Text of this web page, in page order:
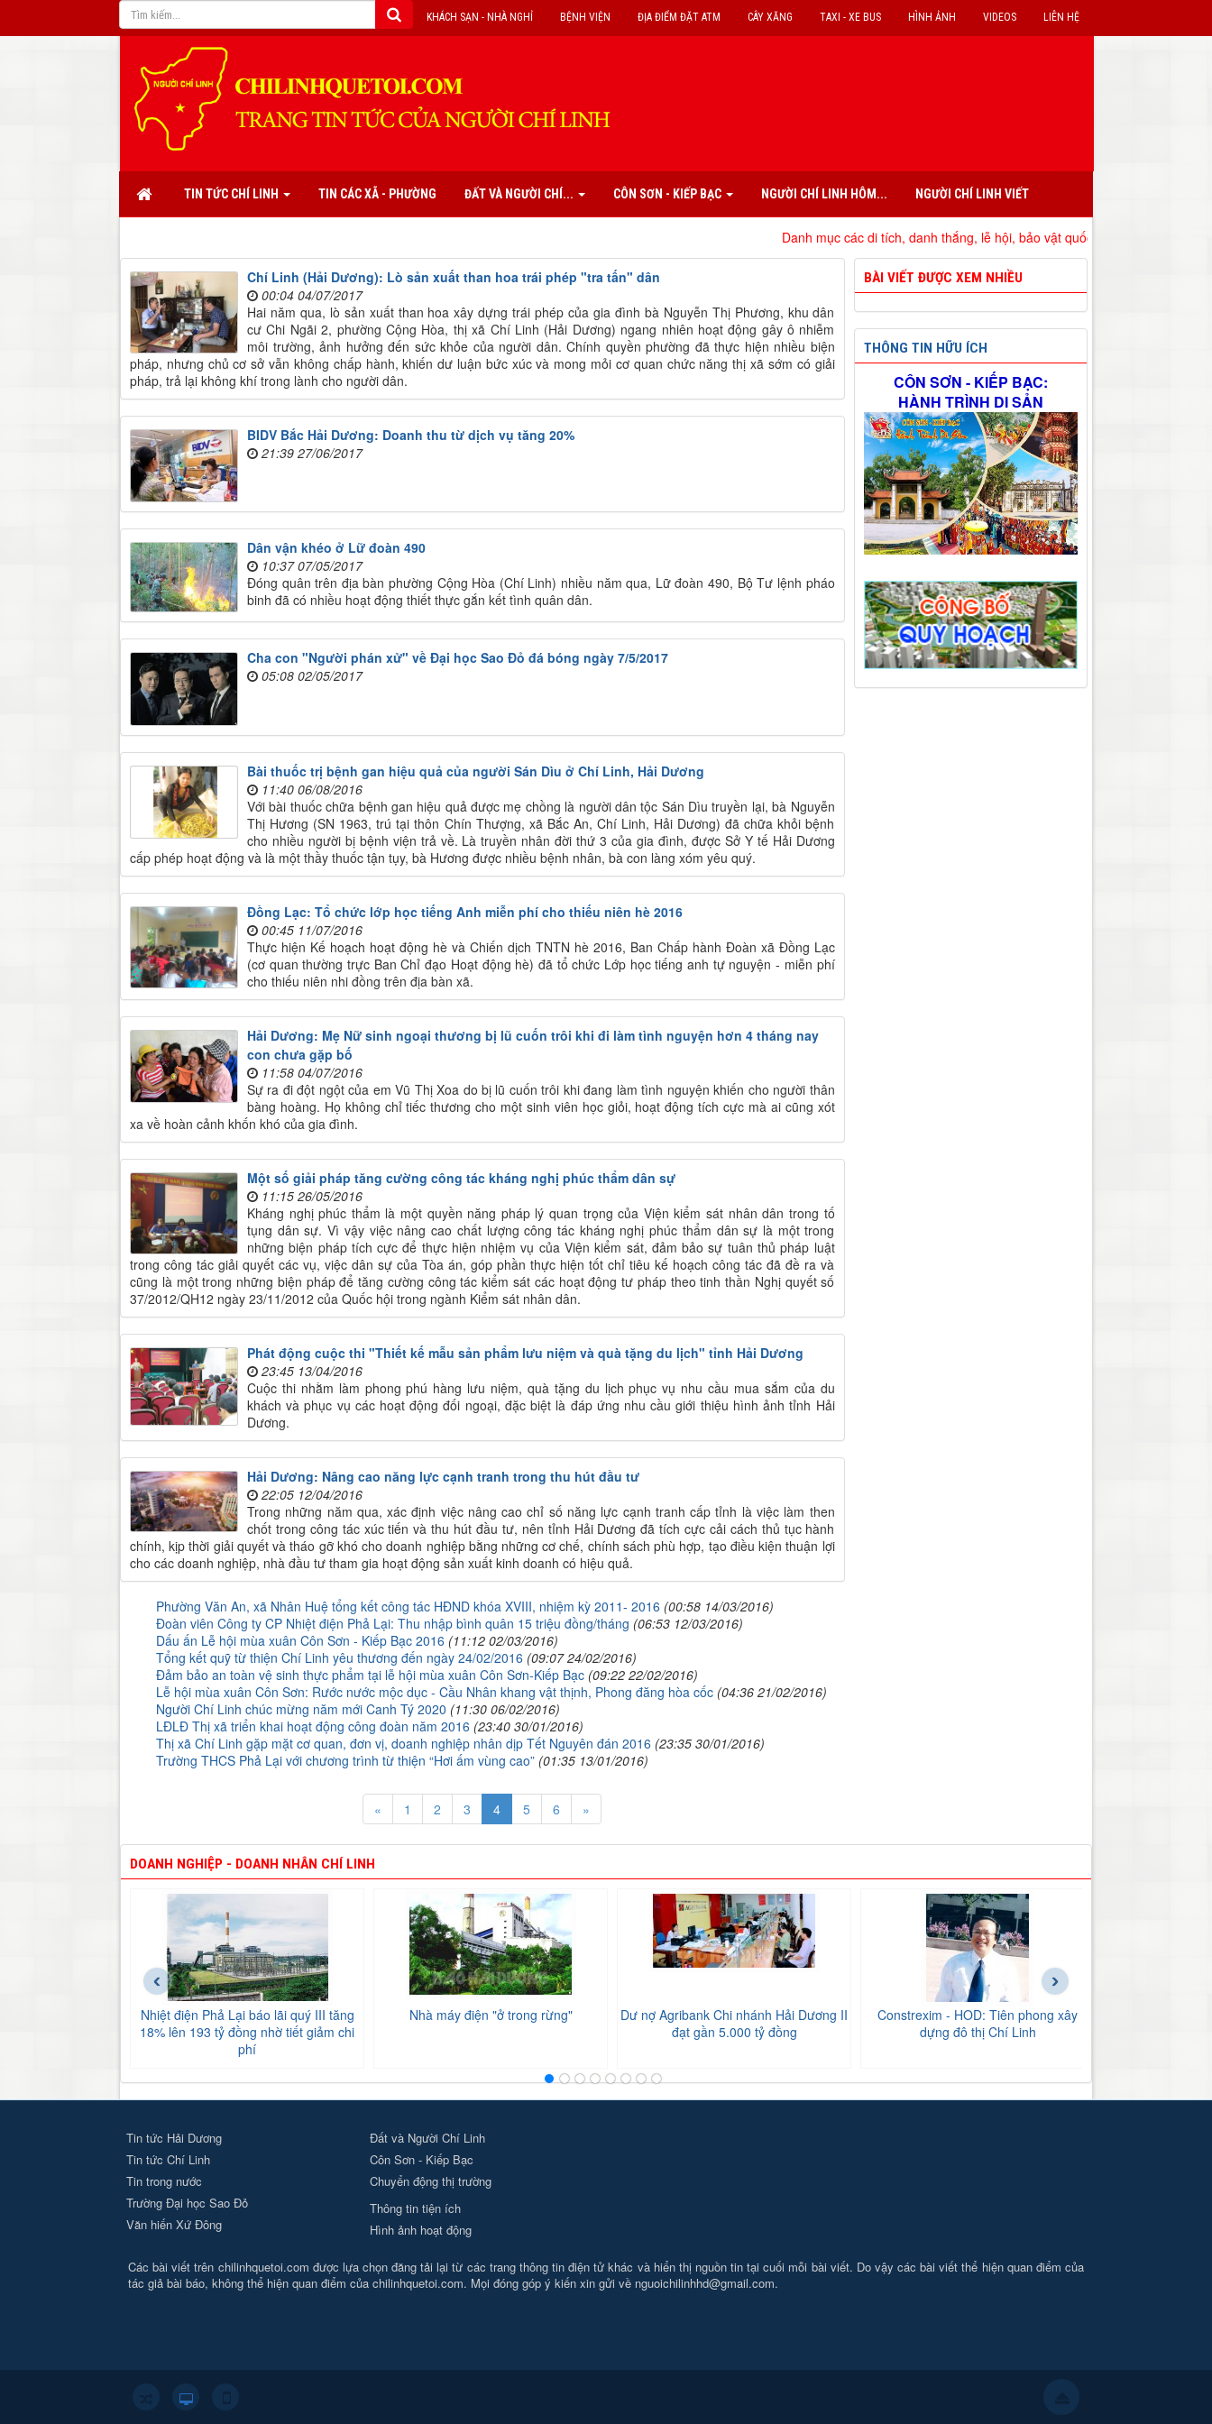
LIÊN HỆ
VIDEOS
HÌNH ẢNH
TAXI - XE BUS
CÂY XĂNG
ĐỊA ĐIỂM ĐẶT ATM
BỆNH VIỆN
KHÁCH SẠN - NHÀ NGHỈ
TIN TỨC CHÍ LINH TIN CÁC XÃ - PHƯỜNG ĐẤT VÀ NGƯỜI CHÍ... CÔN SƠN - KIẾP BẠC NGƯỜI CHÍ LINH HÔM... NGƯỜI CHÍ LINH VIẾT
Danh mục các di tích, danh thắng, lễ hội, bảo vật quốc gia đã xếp hạng trên địa bàn
Chí Linh (Hải Dương): Lò sản xuất than hoa trái phép "tra tấn" dân
00:04 04/07/2017
Hai năm qua, lò sản xuất than hoa xây dựng trái phép của gia đình bà Nguyễn Thị Phương, khu dân
cư Chi Ngãi 2, phường Cộng Hòa, thị xã Chí Linh (Hải Dương) ngang nhiên hoạt động gây ô nhiễm
môi trường, ảnh hưởng đến sức khỏe của người dân. Chính quyền phường đã thực hiện nhiều biện
pháp, nhưng chủ cơ sở vẫn không chấp hành, khiến dư luận bức xúc và mong mỏi cơ quan chức năng thị xã sớm có giải
pháp, trả lại không khí trong lành cho người dân.
BIDV Bắc Hải Dương: Doanh thu từ dịch vụ tăng 20%
21:39 27/06/2017
Dân vận khéo ở Lữ đoàn 490
10:37 07/05/2017
Đóng quân trên địa bàn phường Cộng Hòa (Chí Linh) nhiều năm qua, Lữ đoàn 490, Bộ Tư lệnh pháo
binh đã có nhiều hoạt động thiết thực gắn kết tình quân dân.
Cha con "Người phán xử" về Đại học Sao Đỏ đá bóng ngày 7/5/2017
05:08 02/05/2017
Bài thuốc trị bệnh gan hiệu quả của người Sán Dìu ở Chí Linh, Hải Dương
11:40 06/08/2016
Với bài thuốc chữa bệnh gan hiệu quả được mẹ chồng là người dân tộc Sán Dìu truyền lại, bà Nguyễn
Thị Hương (SN 1963, trú tại thôn Chín Thượng, xã Bắc An, Chí Linh, Hải Dương) đã chữa khỏi bệnh
cho nhiều người bị bệnh viện trả về. Là truyền nhân đời thứ 3 của gia đình, được Sở Y tế Hải Dương
cấp phép hoạt động và là một thầy thuốc tận tụy, bà Hương được nhiều bệnh nhân, bà con làng xóm yêu quý.
Đồng Lạc: Tổ chức lớp học tiếng Anh miễn phí cho thiếu niên hè 2016
00:45 11/07/2016
Thực hiện Kế hoạch hoạt động hè và Chiến dịch TNTN hè 2016, Ban Chấp hành Đoàn xã Đồng Lạc
(cơ quan thường trực Ban Chỉ đạo Hoạt động hè) đã tổ chức Lớp học tiếng anh tự nguyện - miễn phí
cho thiếu niên nhi đồng trên địa bàn xã.
Hải Dương: Mẹ Nữ sinh ngoại thương bị lũ cuốn trôi khi đi làm tình nguyện hơn 4 tháng nay
con chưa gặp bố
11:58 04/07/2016
Sự ra đi đột ngột của em Vũ Thị Xoa do bị lũ cuốn trôi khi đang làm tình nguyện khiến cho người thân
bàng hoàng. Họ không chỉ tiếc thương cho một sinh viên học giỏi, hoạt động tích cực mà ai cũng xót
xa về hoàn cảnh khốn khó của gia đình.
Một số giải pháp tăng cường công tác kháng nghị phúc thẩm dân sự
11:15 26/05/2016
Kháng nghị phúc thẩm là một quyền năng pháp lý quan trọng của Viện kiểm sát nhân dân trong tố
tụng dân sự. Vì vậy việc nâng cao chất lượng công tác kháng nghị phúc thẩm dân sự là một trong
những biện pháp tích cực để thực hiện nhiệm vụ của Viện kiểm sát, đảm bảo sự tuân thủ pháp luật
trong công tác giải quyết các vụ, việc dân sự của Tòa án, góp phần thực hiện tốt chỉ tiêu kế hoạch công tác đã đề ra và
cũng là một trong những biện pháp để tăng cường công tác kiểm sát các hoạt động tư pháp theo tinh thần Nghị quyết số
37/2012/QH12 ngày 23/11/2012 của Quốc hội trong ngành Kiểm sát nhân dân.
Phát động cuộc thi "Thiết kế mẫu sản phẩm lưu niệm và quà tặng du lịch" tỉnh Hải Dương
23:45 13/04/2016
Cuộc thi nhằm làm phong phú hàng lưu niệm, quà tặng du lịch phục vụ nhu cầu mua sắm của du
khách và phục vụ các hoạt động đối ngoại, đặc biệt là đáp ứng nhu cầu giới thiệu hình ảnh tỉnh Hải
Dương.
Hải Dương: Nâng cao năng lực cạnh tranh trong thu hút đầu tư
22:05 12/04/2016
Trong những năm qua, xác định việc nâng cao chỉ số năng lực cạnh tranh cấp tỉnh là việc làm then
chốt trong công tác xúc tiến và thu hút đầu tư, nên tỉnh Hải Dương đã tích cực cải cách thủ tục hành
chính, kịp thời giải quyết và tháo gỡ khó cho doanh nghiệp bằng những cơ chế, chính sách phù hợp, tạo điều kiện thuận lợi
cho các doanh nghiệp, nhà đầu tư tham gia hoạt động sản xuất kinh doanh có hiệu quả.
Phường Văn An, xã Nhân Huệ tổng kết công tác HĐND khóa XVIII, nhiệm kỳ 2011- 2016 (00:58 14/03/2016)
Đoàn viên Công ty CP Nhiệt điện Phả Lại: Thu nhập bình quân 15 triệu đồng/tháng (06:53 12/03/2016)
Dấu ấn Lễ hội mùa xuân Côn Sơn - Kiếp Bạc 2016 (11:12 02/03/2016)
Tổng kết quỹ từ thiện Chí Linh yêu thương đến ngày 24/02/2016 (09:07 24/02/2016)
Đảm bảo an toàn vệ sinh thực phẩm tại lễ hội mùa xuân Côn Sơn-Kiếp Bạc (09:22 22/02/2016)
Lễ hội mùa xuân Côn Sơn: Rước nước mộc dục - Cầu Nhân khang vật thịnh, Phong đăng hòa cốc (04:36 21/02/2016)
Người Chí Linh chúc mừng năm mới Canh Tý 2020 (11:30 06/02/2016)
LĐLĐ Thị xã triển khai hoạt động công đoàn năm 2016 (23:40 30/01/2016)
Thị xã Chí Linh gặp mặt cơ quan, đơn vị, doanh nghiệp nhân dịp Tết Nguyên đán 2016 (23:35 30/01/2016)
​Trường THCS Phả Lại với chương trình từ thiện “Hơi ấm vùng cao” (01:35 13/01/2016)
« 1 2 3 4 5 6 »
BÀI VIẾT ĐƯỢC XEM NHIỀU
THÔNG TIN HỮU ÍCH
CÔN SƠN - KIẾP BẠC:
HÀNH TRÌNH DI SẢN
DOANH NGHIỆP - DOANH NHÂN CHÍ LINH
Nhiệt điện Phả Lại báo lãi quý III tăng
18% lên 193 tỷ đồng nhờ tiết giảm chi
phí
Nhà máy điện "ở trong rừng"
Dư nợ Agribank Chi nhánh Hải Dương II
đạt gần 5.000 tỷ đồng
Constrexim - HOD: Tiên phong xây
dựng đô thị Chí Linh
‹ ›
Tin tức Hải Dương
Tin tức Chí Linh
Tin trong nước
Trường Đại học Sao Đỏ
Văn hiến Xứ Đông
Đất và Người Chí Linh
Côn Sơn - Kiếp Bạc
Chuyển động thị trường
Thông tin tiện ích
Hình ảnh hoạt động
Các bài viết trên chilinhquetoi.com được lựa chọn đăng tải lại từ các trang thông tin điện tử khác và hiển thị nguồn tin tại cuối mỗi bài viết. Do vậy các bài viết thể hiện quan điểm của
tác giả bài báo, không thể hiện quan điểm của chilinhquetoi.com. Mọi đóng góp ý kiến xin gửi về nguoichilinhhd@gmail.com.